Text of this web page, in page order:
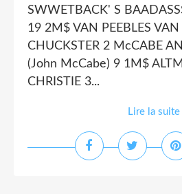
SWWETBACK' S
19 2M$ VAN PEEBLES VAN
CHUCKSTER 2 McCABE
(John McCabe) 9 1M$
CHRISTIE 3...
Lire la suite